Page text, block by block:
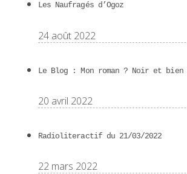
Les Naufragés d’Ogoz
24 août 2022
Le Blog : Mon roman ? Noir et
20 avril 2022
Radioliteractif du 21/03/2022
22 mars 2022